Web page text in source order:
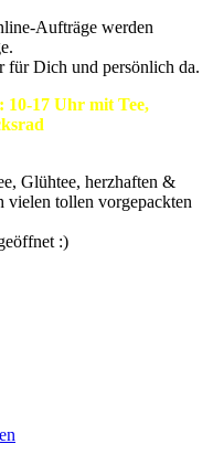
Aufträge werden
Dich und persönlich da.
10-17 Uhr mit Tee,
Glühtee, herzhaften &
vielen tollen vorgepackten
:)